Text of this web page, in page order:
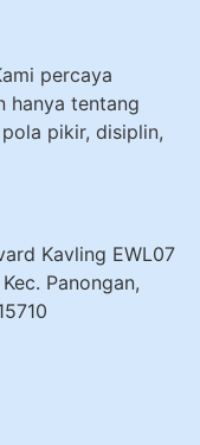
percaya
hanya tentang
pikir, disiplin,
Kavling EWL07
Panongan,